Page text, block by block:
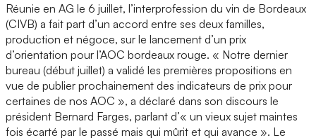
Réunie en AG le 6 juillet, l’interprofession du vin de Bordeaux
(CIVB) a fait part d’un accord entre ses deux familles,
production et négoce, sur le lancement d’un prix
d’orientation pour l’AOC bordeaux rouge. « Notre dernier
bureau (début juillet) a validé les premières propositions en
vue de publier prochainement des indicateurs de prix pour
certaines de nos AOC », a déclaré dans son discours le
président Bernard Farges, parlant d’« un vieux sujet maintes
fois écarté par le passé mais qui mûrit et qui avance ». Le